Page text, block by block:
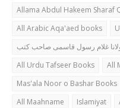
Allama Abdul Hakeem Sharaf
All Arabic Aqa'aed books
غلام رسول قاسمی صاحب کتب
All Urdu Tafseer Books
All
Mas'ala Noor o Bashar Books
All Maahname
Islamiyat